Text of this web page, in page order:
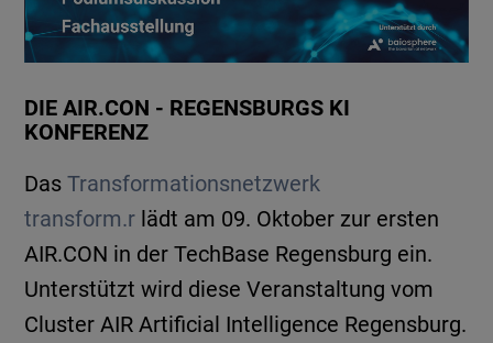
DIE AIR.CON - REGENSBURGS KI
KONFERENZ
DasTransformationsnetzwerk
transform.r lädt am 09. Oktober zur ersten
AIR.CON in der TechBase Regensburg ein.
Unterstützt wird diese Veranstaltung vom
Cluster AIR Artificial Intelligence Regensburg.